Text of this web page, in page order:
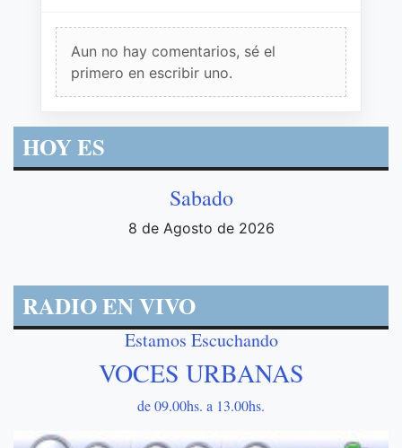
Aun no hay comentarios, sé el
primero en escribir uno.
HOY ES
Sabado
8 de Agosto de 2026
RADIO EN VIVO
Estamos Escuchando
VOCES URBANAS
de 09.00hs. a 13.00hs.